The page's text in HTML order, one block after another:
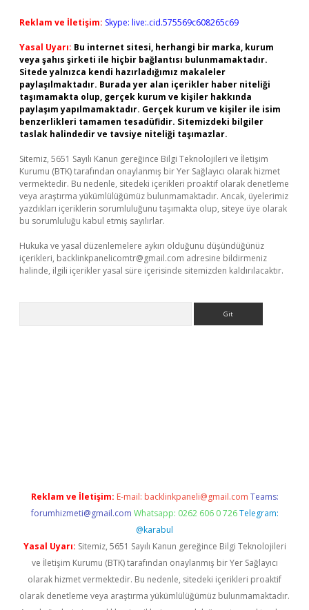
Reklam ve İletişim: Skype: live:.cid.575569c608265c69
Yasal Uyarı: Bu internet sitesi, herhangi bir marka, kurum
veya şahıs şirketi ile hiçbir bağlantısı bulunmamaktadır.
Sitede yalnızca kendi hazırladığımız makaleler
paylaşılmaktadır. Burada yer alan içerikler haber niteliği
taşımamakta olup, gerçek kurum ve kişiler hakkında
paylaşım yapılmamaktadır. Gerçek kurum ve kişiler ile isim
benzerlikleri tamamen tesadüfidir. Sitemizdeki bilgiler
taslak halindedir ve tavsiye niteliği taşımazlar.
Sitemiz, 5651 Sayılı Kanun gereğince Bilgi Teknolojileri ve İletişim
Kurumu (BTK) tarafından onaylanmış bir Yer Sağlayıcı olarak hizmet
vermektedir. Bu nedenle, sitedeki içerikleri proaktif olarak denetleme
veya araştırma yükümlülüğümüz bulunmamaktadır. Ancak, üyelerimiz
yazdıkları içeriklerin sorumluluğunu taşımakta olup, siteye üye olarak
bu sorumluluğu kabul etmiş sayılırlar.
Hukuka ve yasal düzenlemelere aykırı olduğunu düşündüğünüz
içerikleri, backlinkpanelicomtr@gmail.com adresine bildirmeniz
halinde, ilgili içerikler yasal süre içerisinde sitemizden kaldırılacaktır.
Reklam ve İletişim: E-mail: backlinkpaneli@gmail.com Teams:
forumhizmeti@gmail.com Whatsapp: 0262 606 0 726 Telegram:
@karabul
Yasal Uyarı: Sitemiz, 5651 Sayılı Kanun gereğince Bilgi Teknolojileri
ve İletişim Kurumu (BTK) tarafından onaylanmış bir Yer Sağlayıcı
olarak hizmet vermektedir. Bu nedenle, sitedeki içerikleri proaktif
olarak denetleme veya araştırma yükümlülüğümüz bulunmamaktadır.